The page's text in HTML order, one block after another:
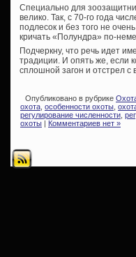
Специально для
велико. Так, с 70-го года
подлесок и без того не
кричать «Полундра» по-
Подчеркну, что речь идет
традиции. И опять же, если
сплошной загон и отстрел
Опубликовано в рубрике
охота особенности охоты
регулирование численности
охоты | Комментариев нет »